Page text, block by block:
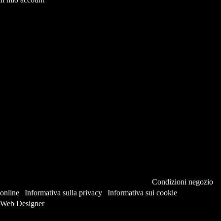
Condizioni negozio
online| Informativa sulla privacy| Informativa sui cookie
Web Designer